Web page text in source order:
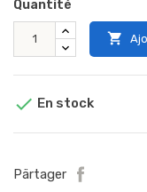
Quantité

 En stock
Pärtager